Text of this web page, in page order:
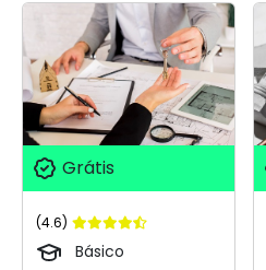
Grátis
(4.6)
Básico